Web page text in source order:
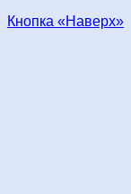
Кнопка «Наверх»